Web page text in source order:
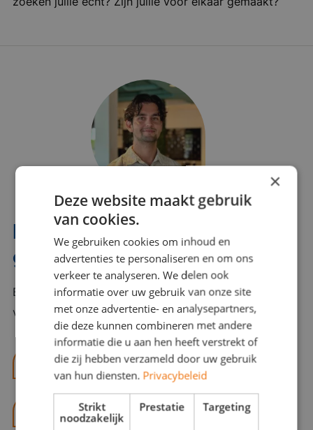
Interesse? Benno helpt je
graag verder!
Bel of mail Benno met al jouw vragen. Benno staat
voor je klaar en helpt je graag!
benno@viajou.nl
06 13 28 62 71
×
Deze website maakt gebruik
van cookies.
We gebruiken cookies om inhoud en
advertenties te personaliseren en om ons
verkeer te analyseren. We delen ook
informatie over uw gebruik van onze site
met onze advertentie- en analysepartners,
die deze kunnen combineren met andere
informatie die u aan hen heeft verstrekt of
die zij hebben verzameld door uw gebruik
van hun diensten. Privacybeleid
Strikt
noodzakelijk
Prestatie Targeting